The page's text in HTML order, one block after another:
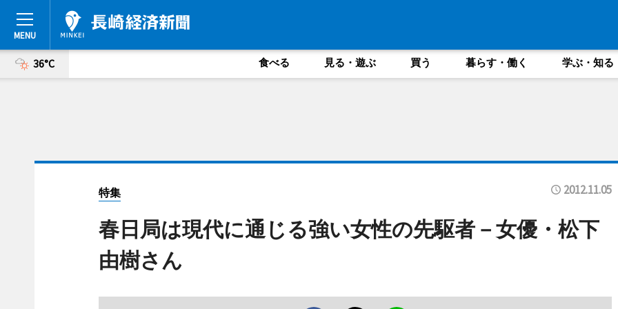
36°C 食べる 見る・遊ぶ 買う 暮らす・働く 学ぶ・知る
特集 2012.11.05
春日局は現代に通じる強い女性の先駆者－女優・松下
由樹さん